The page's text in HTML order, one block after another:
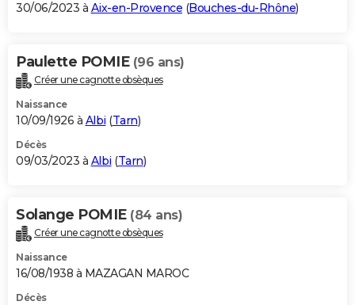
30/06/2023 à Aix-en-Provence (Bouches-du-Rhône)
Paulette POMIE (96 ans)
Créer une cagnotte obsèques
Naissance
10/09/1926 à Albi (Tarn)
Décès
09/03/2023 à Albi (Tarn)
Solange POMIE (84 ans)
Créer une cagnotte obsèques
Naissance
16/08/1938 à MAZAGAN MAROC
Décès